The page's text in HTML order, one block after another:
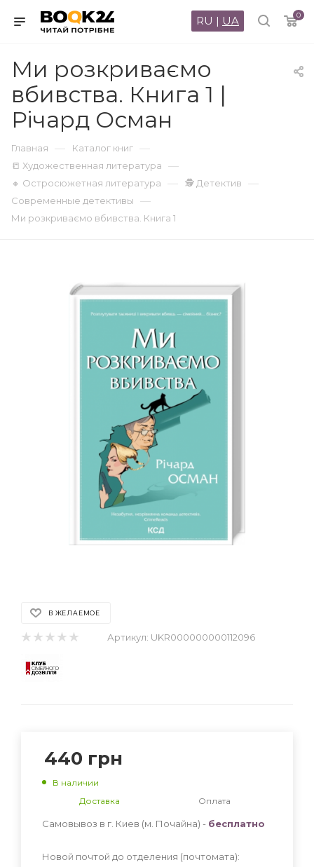
0
RU | UA
Ми розкриваємо
вбивства. Книга 1 |
Річард Осман
Главная — Каталог книг —
📒 Художественная литература —
🔸 Остросюжетная литература — 🕵 Детектив —
Современные детективы —
Ми розкриваємо вбивства. Книга 1
В ЖЕЛАЕМОЕ
Артикул: UKR000000000112096
440 грн
В наличии
Доставка
Оплата
Самовывоз в г. Киев (м. Почайна) - бесплатно
Новой почтой до отделения (почтомата):